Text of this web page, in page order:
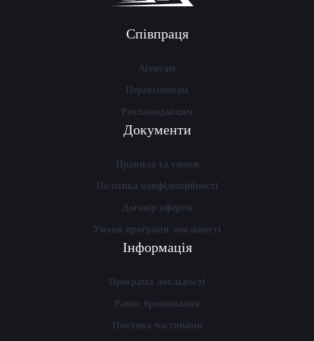
Співпраця
Агентам
Перевізникам
Рекламодавцям
Документи
Правила та умови
Політика конфіденційності
Договір оферти
Умови програми лояльності
Інформація
Програма лояльності
Раннє бронювання
Покупка частинами